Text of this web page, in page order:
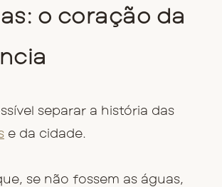
o coração da
separar a história das
e da cidade.
se não fossem as águas,